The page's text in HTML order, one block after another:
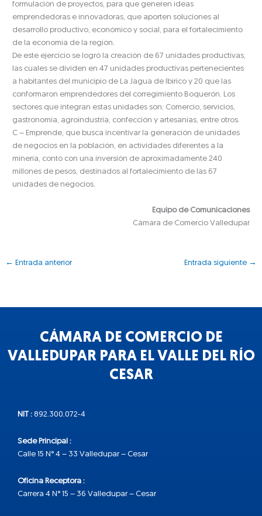
formulación de proyectos, para que generen ideas
emprendedoras e innovadoras, que aporten soluciones al
desarrollo productivo, económico y social, para el fortalecimiento
de la economía de la región.
De este ejercicio se logró la creación de 67 unidades productivas,
las cuales se dividen en 47 unidades productivas pertenecientes
a habitantes del municipio de La Jagua de Ibirico y 20 que las
conformaron emprendedores del corregimiento Boquerón. Los
sectores que integran estas unidades son: Comercio, servicios,
gastronomía, agroindustria, confección y artesanías, entre otros.
C – Emprende, que busca incentivar la generación de unidades
de negocios en la población, en actividades diferentes a la
minería, contó con una inversión de aproximadamente 240
millones de pesos, destinados al fortalecimiento de las 67
unidades de negocios.
Equipo de Comunicaciones
Cámara de Comercio Valledupar
← Entrada anterior Entrada siguiente →
CÁMARA DE COMERCIO DE
VALLEDUPAR PARA EL VALLE DEL RÍO
CESAR
NIT : 892.300.072-4
Sede Principal :
Calle 15 N° 4 – 33 Valledupar – Cesar
Oficina Receptora :
Carrera 4 N° 15 – 36 Valledupar – Cesar